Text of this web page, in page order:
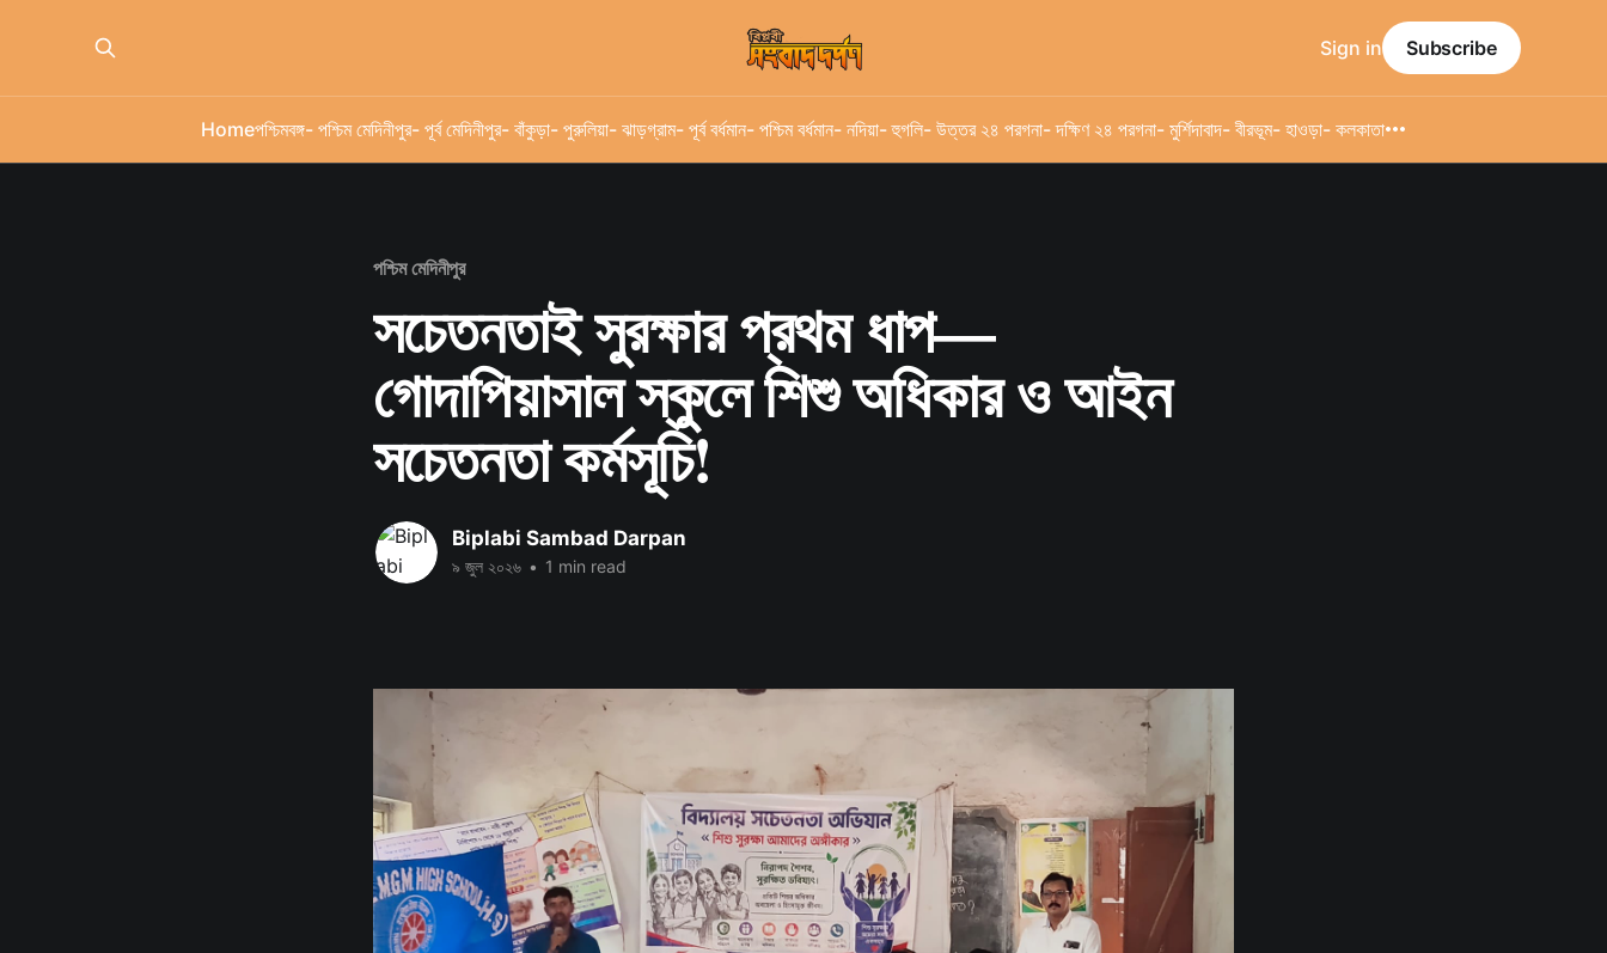
Homeপশ্চিমবঙ্গ- পশ্চিম মেদিনীপুর- পূর্ব মেদিনীপুর- বাঁকুড়া- পুরুলিয়া- ঝাড়গ্রাম- পূর্ব বর্ধমান- পশ্চিম বর্ধমান- নদিয়া- হুগলি- উত্তর ২৪ পরগনা- দক্ষিণ ২৪ পরগনা- মুর্শিদাবাদ- বীরভূম- হাওড়া- কলকাতা
Sign in Subscribe
পশ্চিম মেদিনীপুর
সচেতনতাই সুরক্ষার প্রথম ধাপ—
গোদাপিয়াসাল স্কুলে শিশু অধিকার ও আইন
সচেতনতা কর্মসূচি!
Biplabi Sambad Darpan
৯ জুল ২০২৬ • 1 min read